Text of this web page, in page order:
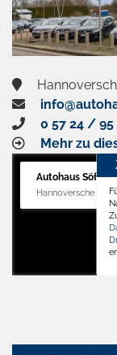
0 57 24 / 95
Mehr zu
Autohaus
Hannoversche Str.